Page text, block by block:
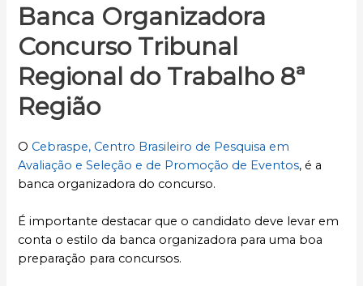
Banca Organizadora
Concurso Tribunal
Regional do Trabalho 8ª
Região
O Cebraspe, Centro Brasileiro de Pesquisa em
Avaliação e Seleção e de Promoção de Eventos, é a
banca organizadora do concurso.
É importante destacar que o candidato deve levar em
conta o estilo da banca organizadora para uma boa
preparação para concursos.